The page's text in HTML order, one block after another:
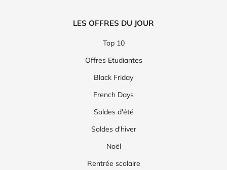
LES OFFRES DU JOUR
Top 10
Offres Etudiantes
Black Friday
French Days
Soldes d'été
Soldes d'hiver
Noël
Rentrée scolaire